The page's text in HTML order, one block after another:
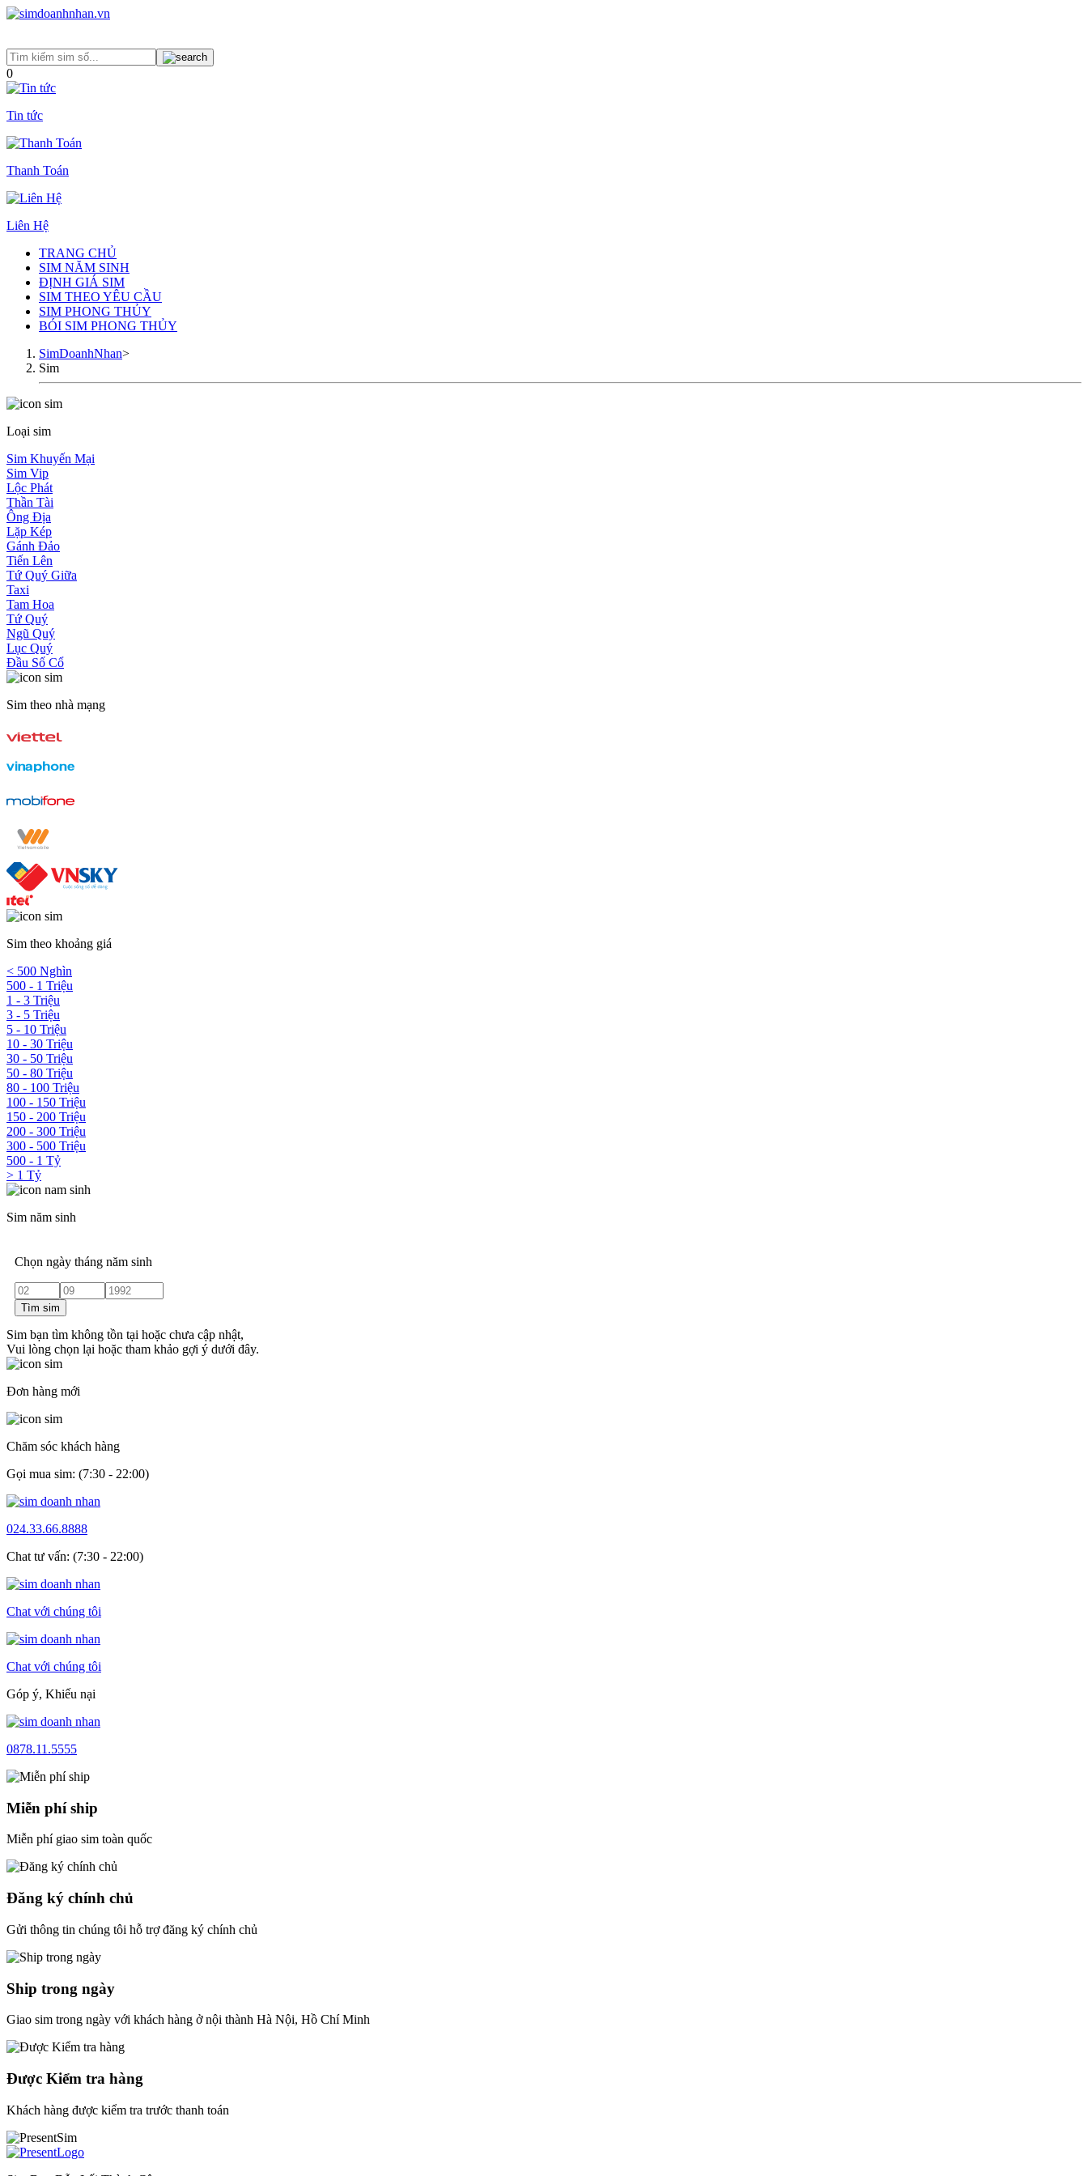
0
Tin tức
Thanh Toán
Liên Hệ
TRANG CHỦ
SIM NĂM SINH
ĐỊNH GIÁ SIM
SIM THEO YÊU CẦU
SIM PHONG THỦY
BÓI SIM PHONG THỦY
SimDoanhNhan>
Sim
Loại sim
Sim Khuyến Mại
Sim Vip
Lộc Phát
Thần Tài
Ông Địa
Lặp Kép
Gánh Đảo
Tiến Lên
Tứ Quý Giữa
Taxi
Tam Hoa
Tứ Quý
Ngũ Quý
Lục Quý
Đầu Số Cổ
Sim theo nhà mạng
Sim theo khoảng giá
< 500 Nghìn
500 - 1 Triệu
1 - 3 Triệu
3 - 5 Triệu
5 - 10 Triệu
10 - 30 Triệu
30 - 50 Triệu
50 - 80 Triệu
80 - 100 Triệu
100 - 150 Triệu
150 - 200 Triệu
200 - 300 Triệu
300 - 500 Triệu
500 - 1 Tỷ
> 1 Tỷ
Sim năm sinh
Chọn ngày tháng năm sinh
Tìm sim
Sim bạn tìm không tồn tại hoặc chưa cập nhật,
Vui lòng chọn lại hoặc tham khảo gợi ý dưới đây.
Đơn hàng mới
Chăm sóc khách hàng
Gọi mua sim: (7:30 - 22:00)
024.33.66.8888
Chat tư vấn: (7:30 - 22:00)
Chat với chúng tôi
Chat với chúng tôi
Góp ý, Khiếu nại
0878.11.5555
Miễn phí ship
Miễn phí giao sim toàn quốc
Đăng ký chính chủ
Gửi thông tin chúng tôi hỗ trợ đăng ký chính chủ
Ship trong ngày
Giao sim trong ngày với khách hàng ở nội thành Hà Nội, Hồ Chí Minh
Được Kiểm tra hàng
Khách hàng được kiểm tra trước thanh toán